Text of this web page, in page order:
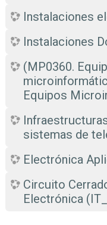
Instalaciones
Instalaciones
(MP0360.
Equipos
sistemas de
Electrónica
Circuito
Electrónica